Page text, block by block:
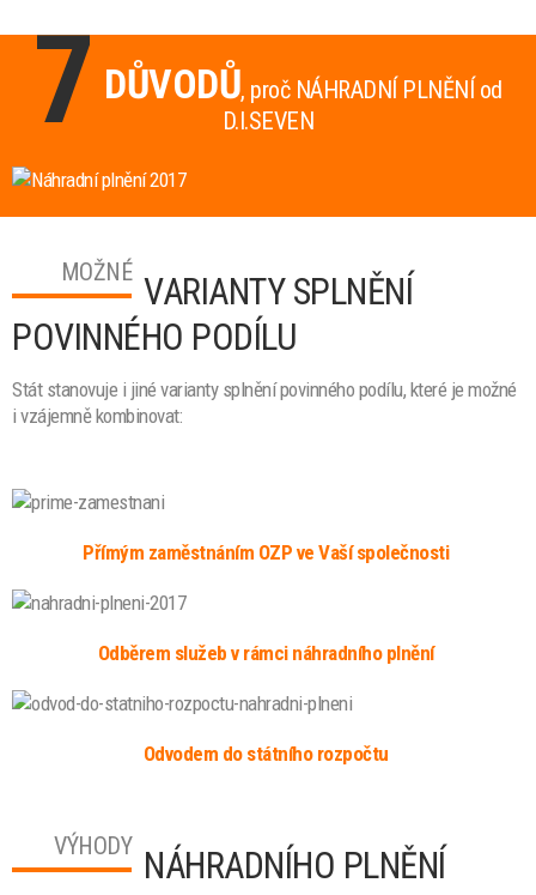
7 DŮVODŮ, proč NÁHRADNÍ PLNĚNÍ od
D.I.SEVEN
MOŽNÉ VARIANTY SPLNĚNÍ
POVINNÉHO PODÍLU
Stát stanovuje i jiné varianty splnění povinného podílu, které je možné
i vzájemně kombinovat:
Přímým zaměstnáním OZP ve Vaší společnosti
Odběrem služeb v rámci náhradního plnění
Odvodem do státního rozpočtu
VÝHODY NÁHRADNÍHO PLNĚNÍ